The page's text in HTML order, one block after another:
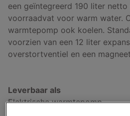
een geïntegreerd 190 liter netto
voorraadvat voor warm water.
warmtepomp ook koelen.
voorzien van een 12 liter
overstortventiel en een
Leverbaar als
Elektrische warmtepomp